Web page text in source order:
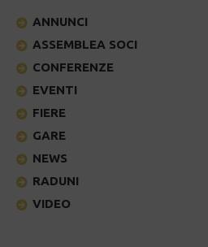
ANNUNCI
ASSEMBLEA SOCI
CONFERENZE
EVENTI
FIERE
GARE
NEWS
RADUNI
VIDEO